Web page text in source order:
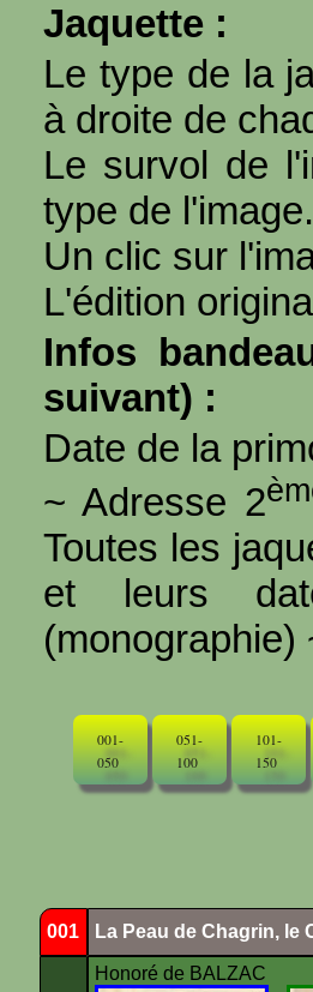
Jaquette :
Le type de la
à droite de
Le survol de
type de l'image.
Un clic sur
L'édition
Infos
suivant) :
Date de la
~ Adresse 2
Toutes les
et leurs
(monographie)
001-
050
051-
100
101-
150
001 La Peau de Chagrin, le
Honoré de BALZAC